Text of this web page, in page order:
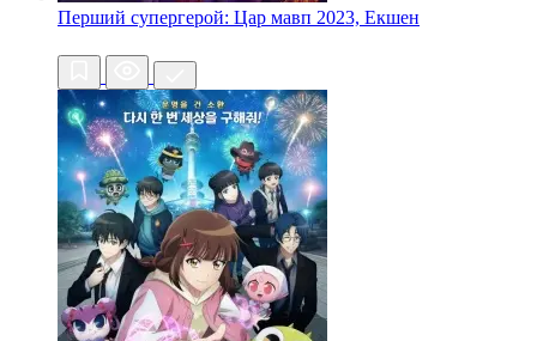
Перший супергерой: Цар мавп 2023, Екшен